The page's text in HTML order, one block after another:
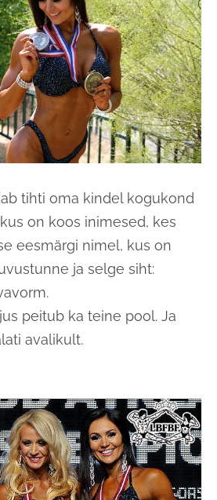
tihti oma kindel kogukond
on koos inimesed, kes
eesmärgi nimel, kus on
ja selge siht:
peitub ka teine pool. Ja
avalikult.